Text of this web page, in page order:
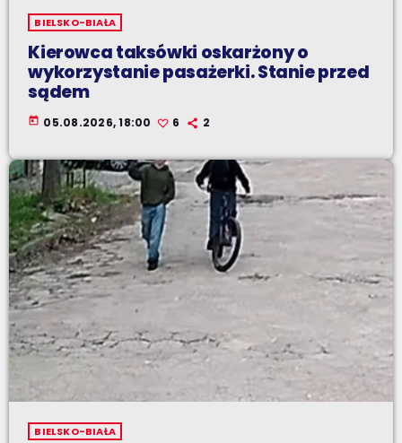
BIELSKO-BIAŁA
Kierowca taksówki oskarżony o
wykorzystanie pasażerki. Stanie przed
sądem
today 05.08.2026, 18:00 6 2
BIELSKO-BIAŁA